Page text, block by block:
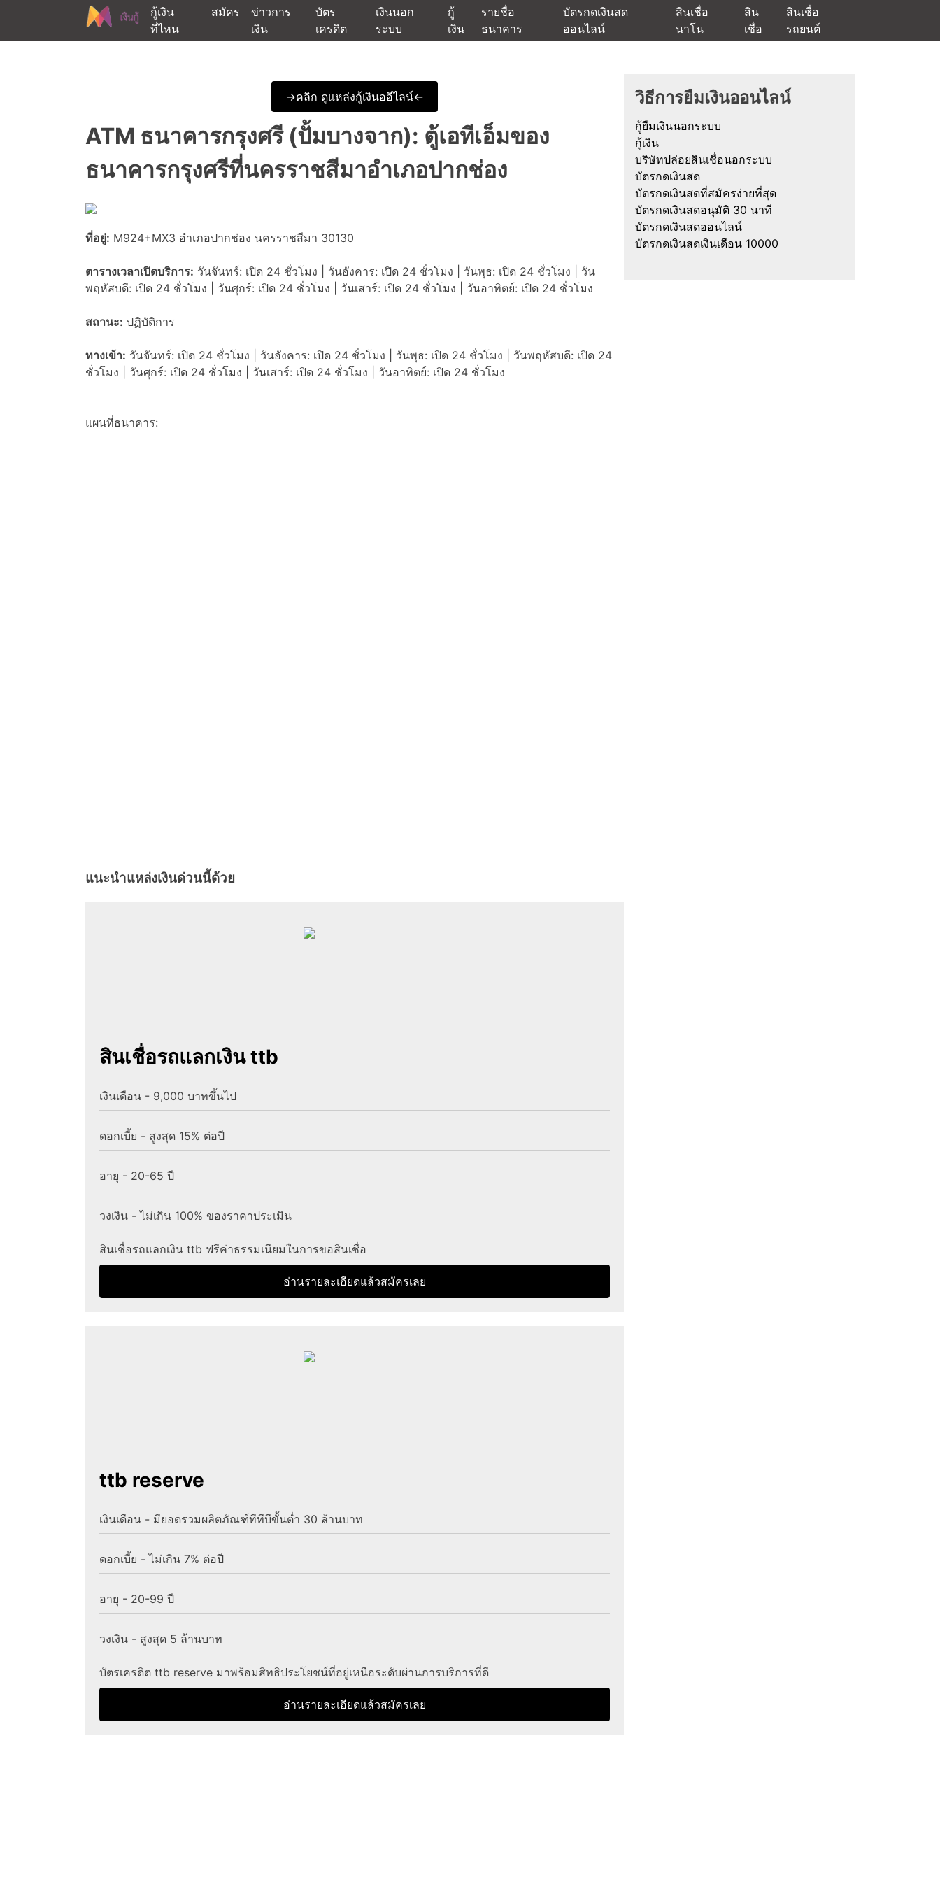
content
กู้เงิน
ที่ไหน
สมัคร
ข่าวการ
เงิน
บัตร
เครดิต
เงินนอก
ระบบ
กู้
เงิน
รายชื่อ
ธนาคาร
บัตรกดเงินสด
ออนไลน์
สินเชื่อ
นาโน
สิน
เชื่อ
สินเชื่อ
รถยนต์
->คลิก ดูแหล่งกู้เงินออีไลน์<-
ATM ธนาคารกรุงศรี (ปั้มบางจาก): ตู้เอทีเอ็มของ
ธนาคารกรุงศรีที่นครราชสีมาอำเภอปากช่อง
ที่อยู่: M924+MX3 อำเภอปากช่อง นครราชสีมา 30130
ตารางเวลาเปิดบริการ: วันจันทร์: เปิด 24 ชั่วโมง | วันอังคาร: เปิด 24 ชั่วโมง | วันพุธ: เปิด 24 ชั่วโมง | วัน
พฤหัสบดี: เปิด 24 ชั่วโมง | วันศุกร์: เปิด 24 ชั่วโมง | วันเสาร์: เปิด 24 ชั่วโมง | วันอาทิตย์: เปิด 24 ชั่วโมง
สถานะ: ปฏิบัติการ
ทางเข้า: วันจันทร์: เปิด 24 ชั่วโมง | วันอังคาร: เปิด 24 ชั่วโมง | วันพุธ: เปิด 24 ชั่วโมง | วันพฤหัสบดี: เปิด 24
ชั่วโมง | วันศุกร์: เปิด 24 ชั่วโมง | วันเสาร์: เปิด 24 ชั่วโมง | วันอาทิตย์: เปิด 24 ชั่วโมง
แผนที่ธนาคาร:
แนะนำแหล่งเงินด่วนนี้ด้วย
สินเชื่อรถแลกเงิน ttb
เงินเดือน - 9,000 บาทขึ้นไป
ดอกเบี้ย - สูงสุด 15% ต่อปี
อายุ - 20-65 ปี
วงเงิน - ไม่เกิน 100% ของราคาประเมิน
สินเชื่อรถแลกเงิน ttb ฟรีค่าธรรมเนียมในการขอสินเชื่อ
อ่านรายละเอียดแล้วสมัครเลย
ttb reserve
เงินเดือน - มียอดรวมผลิตภัณฑ์ทีทีบีขั้นต่ำ 30 ล้านบาท
ดอกเบี้ย - ไม่เกิน 7% ต่อปี
อายุ - 20-99 ปี
วงเงิน - สูงสุด 5 ล้านบาท
บัตรเครดิต ttb reserve มาพร้อมสิทธิประโยชน์ที่อยู่เหนือระดับผ่านการบริการที่ดี
อ่านรายละเอียดแล้วสมัครเลย
วิธีการยืมเงินออนไลน์
กู้ยืมเงินนอกระบบ
กู้เงิน
บริษัทปล่อยสินเชื่อนอกระบบ
บัตรกดเงินสด
บัตรกดเงินสดที่สมัครง่ายที่สุด
บัตรกดเงินสดอนุมัติ 30 นาที
บัตรกดเงินสดออนไลน์
บัตรกดเงินสดเงินเดือน 10000